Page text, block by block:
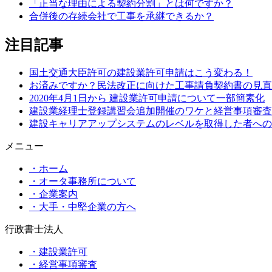
「正当な理由による契約分割」とは何ですか？
合併後の存続会社で工事を承継できるか？
注目記事
国土交通大臣許可の建設業許可申請はこう変わる！
お済みですか？民法改正に向けた工事請負契約書の見
2020年4月1日から 建設業許可申請について一部簡素化
建設業経理士登録講習会追加開催のワケと経営事項審
建設キャリアアップシステムのレベルを取得した者へ
メニュー
・ホーム
・オータ事務所について
・企業案内
・大手・中堅企業の方へ
行政書士法人
・建設業許可
・経営事項審査